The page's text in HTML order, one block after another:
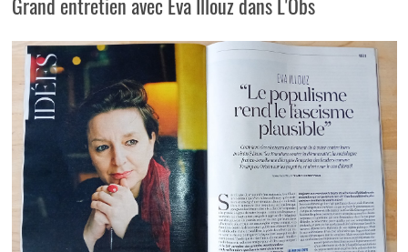
Grand entretien avec Eva Illouz dans L'Obs